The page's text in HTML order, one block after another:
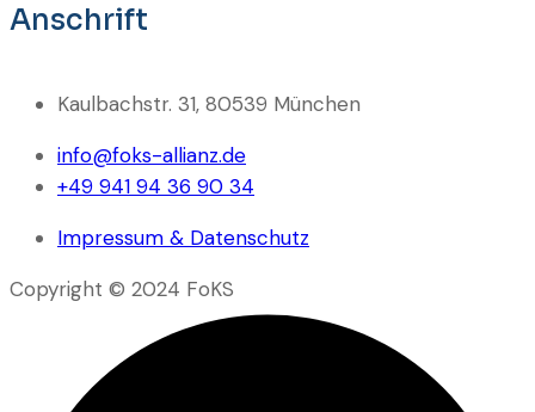
Anschrift
Kaulbachstr. 31, 80539 München
info@foks-allianz.de
+49 941 94 36 90 34
Impressum & Datenschutz
Copyright © 2024 FoKS